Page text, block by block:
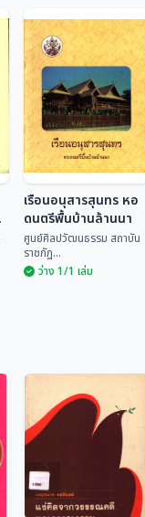
เรือนอนุสารสุนทร หอ
ดนตรีพื้นบ้านล้านนา
ศูนย์ศิลปวัฒนธรรม สถาบัน
ราชภัฏ...
ว่าง 1/1 เล่ม